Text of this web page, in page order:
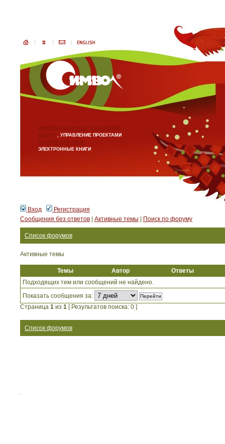
ИНФОРМАЦИОННЫЕ ТЕХНОЛОГИИ
БИЗНЕС, УПРАВЛЕНИЕ ПРОЕКТАМИ
АНГЛИЙСКИЙ ЯЗЫК
ЭЛЕКТРОННЫЕ КНИГИ
Вход
Регистрация
Сообщения без ответов
Активные темы Поиск по форуму
Список форумов
Активные темы
Темы Автор
Ответы
Подходящих тем или сообщений не найдено.
Показать сообщения за:
Страница 1 из 1 [ Результатов поиска: 0 ]
Список форумов